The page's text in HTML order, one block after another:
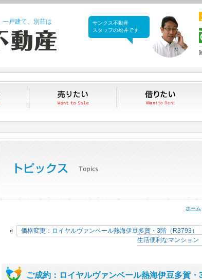
一戸建て、別荘は
サンクス不動産
サンクス不動産
スタッフの松井です
買いたい 売りたい
ホーム
« 価格変更：ロイヤルヴァンベール熱海伊豆多賀・3階（R3793）
生活便利なマンション
ご成約：ロイヤルヴァンベール熱海伊豆多賀・